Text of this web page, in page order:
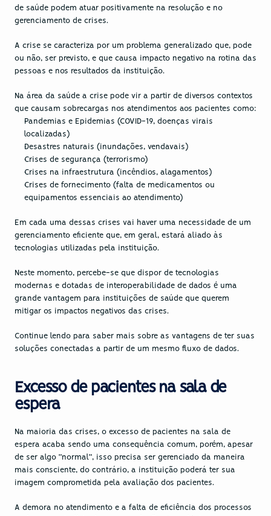
de saúde podem atuar positivamente na resolução e no
gerenciamento de crises.
A crise se caracteriza por um problema generalizado que, pode
ou não, ser previsto, e que causa impacto negativo na rotina das
pessoas e nos resultados da instituição.
Na área da saúde a crise pode vir a partir de diversos contextos
que causam sobrecargas nos atendimentos aos pacientes como:
Pandemias e Epidemias (COVID-19, doenças virais
localizadas)
Desastres naturais (inundações, vendavais)
Crises de segurança (terrorismo)
Crises na infraestrutura (incêndios, alagamentos)
Crises de fornecimento (falta de medicamentos ou
equipamentos essenciais ao atendimento)
Em cada uma dessas crises vai haver uma necessidade de um
gerenciamento eficiente que, em geral, estará aliado às
tecnologias utilizadas pela instituição.
Neste momento, percebe-se que dispor de tecnologias
modernas e dotadas de interoperabilidade de dados é uma
grande vantagem para instituições de saúde que querem
mitigar os impactos negativos das crises.
Continue lendo para saber mais sobre as vantagens de ter suas
soluções conectadas a partir de um mesmo fluxo de dados.
Excesso de pacientes na sala de
espera
Na maioria das crises, o excesso de pacientes na sala de
espera acaba sendo uma consequência comum, porém, apesar
de ser algo “normal”, isso precisa ser gerenciado da maneira
mais consciente, do contrário, a instituição poderá ter sua
imagem comprometida pela avaliação dos pacientes.
A demora no atendimento e a falta de eficiência dos processos